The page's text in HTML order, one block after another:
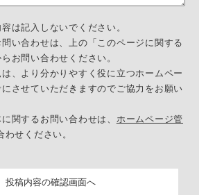
は記入しないでください。
い合わせは、上の「このページに関する
お問い合わせください。
、より分かりやすく役に立つホームペー
させていただきますのでご協力をお願い
関するお問い合わせは、 ホームページ管
わせください。